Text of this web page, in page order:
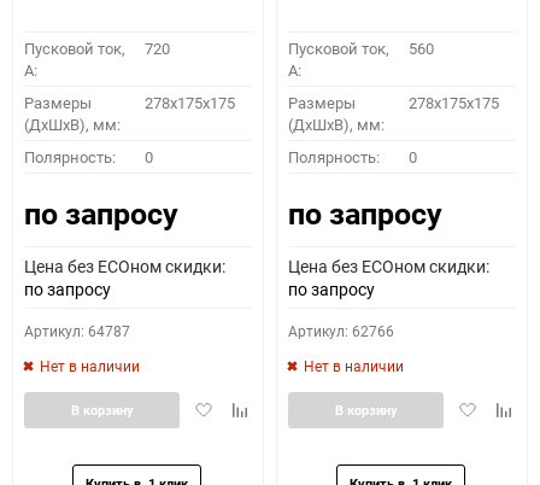
Пусковой ток,
A:
720
Размеры
(ДхШхВ), мм:
278x175x175
Полярность: 0
по запросу
Цена без ECOном скидки:
по запросу
Артикул: 64787
Нет в наличии
ДобавитьДобавить
В корзину
Пусковой ток,
A:
560
Размеры
(ДхШхВ), мм:
278x175x175
Полярность: 0
по запросу
Цена без ECOном скидки:
по запросу
Артикул: 62766
Нет в наличии
Добавить
В корзину